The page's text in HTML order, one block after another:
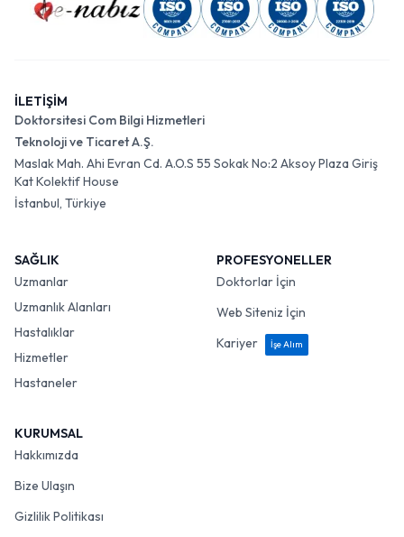
İLETİŞİM
Doktorsitesi Com Bilgi Hizmetleri
Teknoloji ve Ticaret A.Ş.
Maslak Mah. Ahi Evran Cd. A.O.S 55 Sokak No:2 Aksoy Plaza Giriş
Kat Kolektif House
İstanbul, Türkiye
SAĞLIK
Uzmanlar
Uzmanlık Alanları
Hastalıklar
Hizmetler
Hastaneler
PROFESYONELLER
Doktorlar İçin
Web Siteniz İçin
Kariyer
İşe Alım
KURUMSAL
Hakkımızda
Bize Ulaşın
Gizlilik Politikası